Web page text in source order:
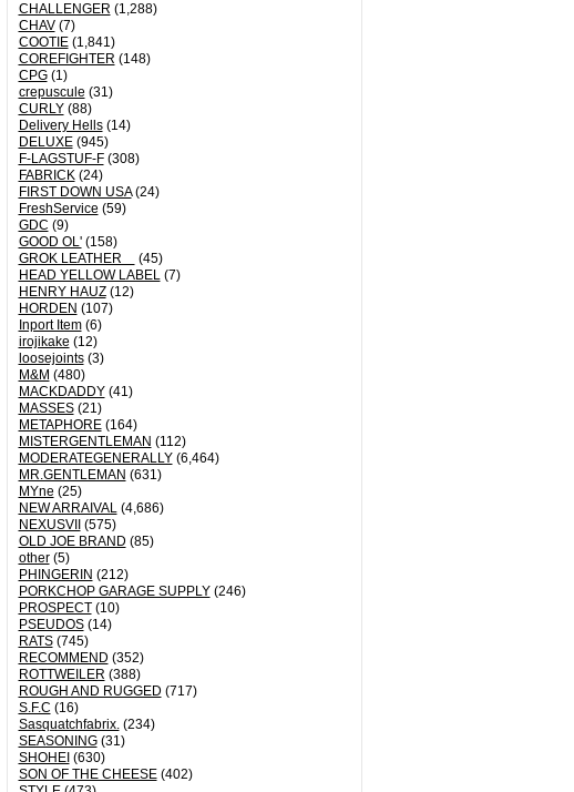
CHALLENGER (1,288)
CHAV(7)
COOTIE(1,841)
COREFIGHTER (148)
CPG(1)
crepuscule (31)
CURLY(88)
Delivery Hells(14)
DELUXE(945)
F-LAGSTUF-F(308)
FABRICK(24)
FIRST DOWN USA(24)
FreshService (59)
GDC (9)
GOOD OL'(158)
GROK LEATHER
(45)
HEAD YELLOW LABEL(7)
HENRY HAUZ(12)
HORDEN (107)
Inport Item(6)
irojikake (12)
loosejoints(3)
M&M (480)
MACKDADDY(41)
MASSES(21)
METAPHORE(164)
MISTERGENTLEMAN (112)
MODERATEGENERALLY(6,464)
MR.GENTLEMAN (631)
MYne (25)
NEW ARRAIVAL(4,686)
NEXUSVII
(575)
OLD JOE BRAND (85)
other(5)
PHINGERIN (212)
PORKCHOP GARAGE SUPPLY(246)
PROSPECT(10)
PSEUDOS(14)
RATS(745)
RECOMMEND (352)
ROTTWEILER (388)
ROUGH AND RUGGED (717)
S.F.C (16)
Sasquatchfabrix.(234)
SEASONING(31)
SHOHEI (630)
SON OF THE CHEESE(402)